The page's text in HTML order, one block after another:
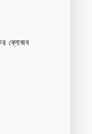
ব্লোজব